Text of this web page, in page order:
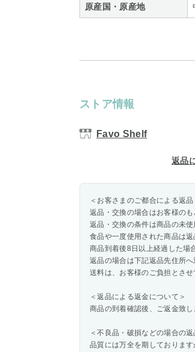
原産国・原産地
ストア情報
Favo Shelf
返品
＜お客さまのご都合による返
返品・交換の場合はお客様の
返品・交換の条件は商品の未使
食品や一度使用された商品は返
商品到着後8日以上経過した場
返品の場合は下記返品先住所へ
送料は、お客様のご負担とさせ
＜返品による返金について＞
商品の到着確認後、ご返金致し
＜不良品・破損などの場合の
品質には万全を期しておりま